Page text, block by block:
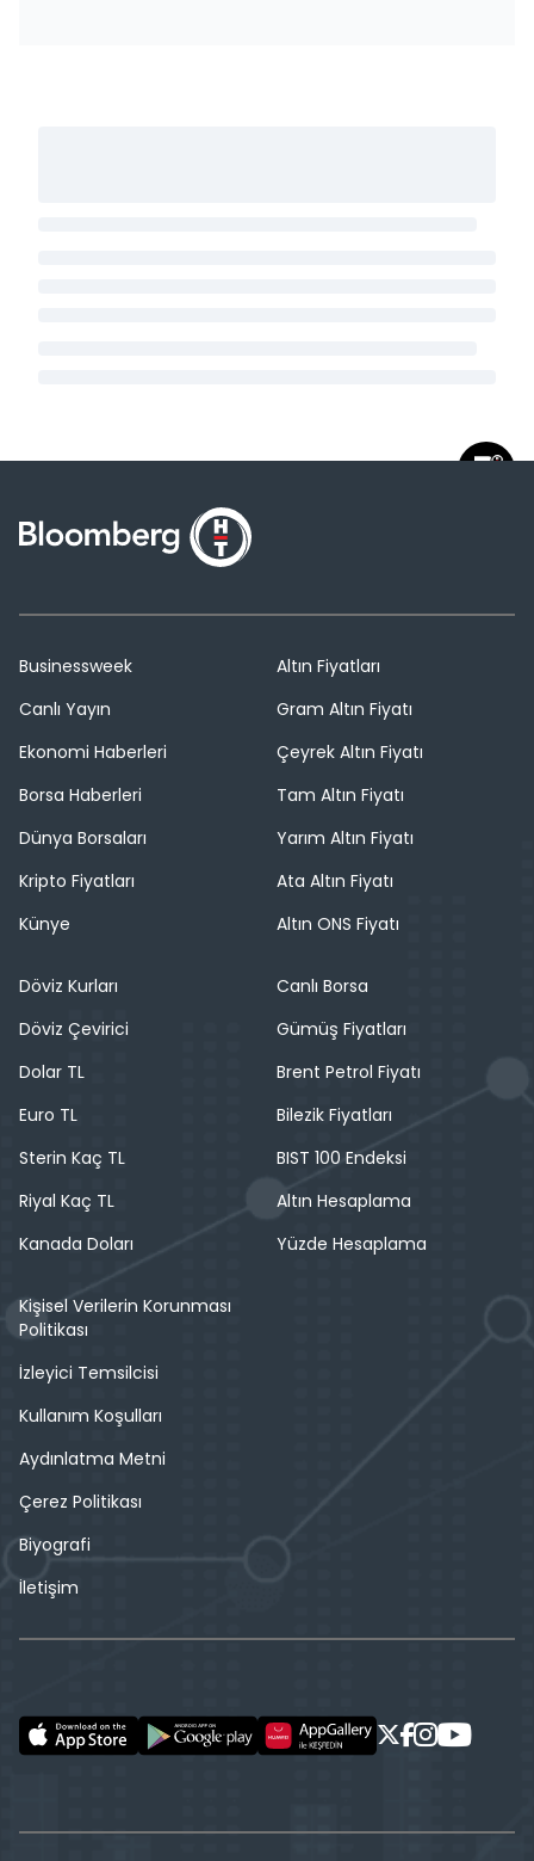
Businessweek
Canlı Yayın
Ekonomi Haberleri
Borsa Haberleri
Dünya Borsaları
Kripto Fiyatları
Künye
Altın Fiyatları
Gram Altın Fiyatı
Çeyrek Altın Fiyatı
Tam Altın Fiyatı
Yarım Altın Fiyatı
Ata Altın Fiyatı
Altın ONS Fiyatı
Döviz Kurları
Döviz Çevirici
Dolar TL
Euro TL
Sterin Kaç TL
Riyal Kaç TL
Kanada Doları
Canlı Borsa
Gümüş Fiyatları
Brent Petrol Fiyatı
Bilezik Fiyatları
BIST 100 Endeksi
Altın Hesaplama
Yüzde Hesaplama
Kişisel Verilerin Korunması
Politikası
İzleyici Temsilcisi
Kullanım Koşulları
Aydınlatma Metni
Çerez Politikası
Biyografi
İletişim